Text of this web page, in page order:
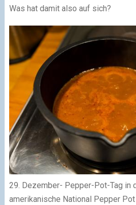
Was hat damit also auf sich?
29. Dezember- Pepper-Pot-Tag in
amerikanische National Pepper